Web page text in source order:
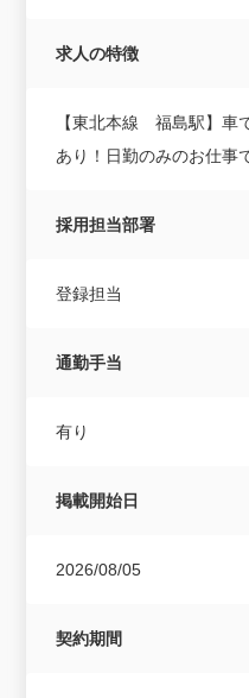
求人の特徴
【東北本線 福島駅】車
あり！日勤のみのお仕事
採用担当部署
登録担当
通勤手当
有り
掲載開始日
2026/08/05
契約期間